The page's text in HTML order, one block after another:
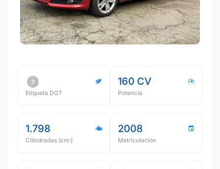
Etiqueta DGT
160 CV
Potencia
1.798
Cilindradas (cmᵌ)
2008
Matriculación